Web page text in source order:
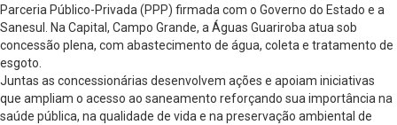
Parceria Público-Privada (PPP) firmada com o Governo do Estado e a
Sanesul. Na Capital, Campo Grande, a Águas Guariroba atua sob
concessão plena, com abastecimento de água, coleta e tratamento de
esgoto.
Juntas as concessionárias desenvolvem ações e apoiam iniciativas
que ampliam o acesso ao saneamento reforçando sua importância na
saúde pública, na qualidade de vida e na preservação ambiental de